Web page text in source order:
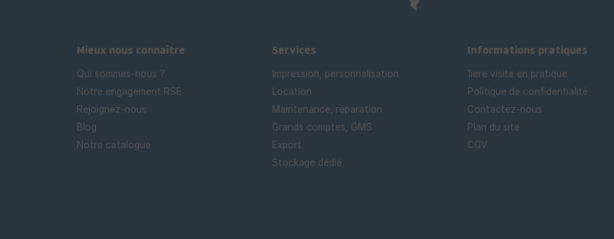
Mieux nous connaître
Qui sommes-nous ?
Notre engagement RSE
Rejoignez-nous
Blog
Notre catalogue
Services
Impression, personnalisation
Location
Maintenance, réparation
Grands comptes, GMS
Export
Stockage dédié
Informations pratiques
1iere visite en pratique
Politique de confidentialité
Contactez-nous
Plan du site
CGV